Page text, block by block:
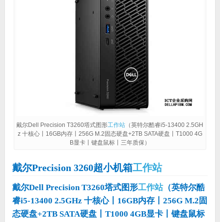
戴尔Dell Precision T3260塔式图形工作站 （英特尔酷睿i5-13400 2.5GH
z 十核心丨16GB内存丨256G M.2固态硬盘+2TB SATA硬盘丨T1000 4G
B显卡丨键盘鼠标丨三年质保）
戴尔Precision 3260超小机箱工作站
戴尔Dell Precision T3260塔式图形工作站（英特尔酷
睿i5-13400 2.5GHz 十核心丨16GB内存丨256G M.2固
态硬盘+2TB SATA硬盘丨T1000 4GB显卡丨键盘鼠标